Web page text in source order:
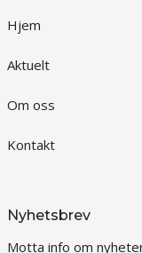
Hjem
Aktuelt
Om oss
Kontakt
Nyhetsbrev
Motta info om